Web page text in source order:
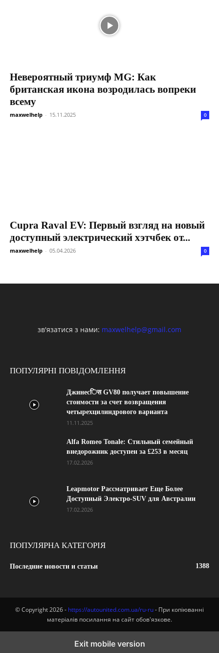
Невероятный триумф MG: Как
британская икона возродилась вопреки
всему
maxwelhelp - 15.11.2025 0
Cupra Raval EV: Первый взгляд на новый
доступный электрический хэтчбек от...
maxwelhelp - 05.04.2026 0
зв'язатися з нами: maxwelhelp@gmail.com
ПОПУЛЯРНІ ПОВІДОМЛЕННЯ
Джинесिस GV80 получает повышение
стоимости за счет возвращения
четырехцилиндрового варианта
11.11.2025
Alfa Romeo Tonale: Стильный семейный
внедорожник доступен за £253 в месяц
17.02.2026
Leapmotor Рассматривает Еще Более
Доступный Электро-SUV для Австралии
17.02.2026
ПОПУЛЯРНА КАТЕГОРІЯ
Последние новости и статьи 1388
© Copyright 2026 - https://autounited.com.ua/ru-ru- При копіюванні
матеріалів посилання на сайт обов'язкове.
Exit mobile version